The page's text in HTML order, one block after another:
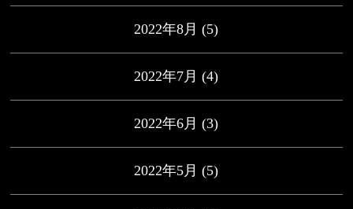
2022年8月 (5)
2022年7月 (4)
2022年6月 (3)
2022年5月 (5)